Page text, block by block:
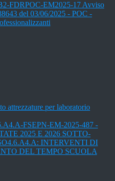
FDRPOC-EM2025-17 Avviso
del 03/06/2025 - POC -
attrezzature per laboratorio
FSEPN-EM-2025-487 -
2025 E 2026 SOTTO-
INTERVENTI DI
DEL TEMPO SCUOLA